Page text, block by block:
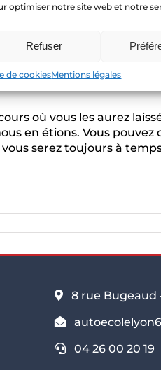
optimiser notre site web et notre
Refuser
de cookiesMentions légales
de zéro. Les
partenariat avec des
maison.
de maintenir le cap
où vous les aurez
en étions. Vous
serez toujours à
8 rue Bugeaud
04 26 00 20 19